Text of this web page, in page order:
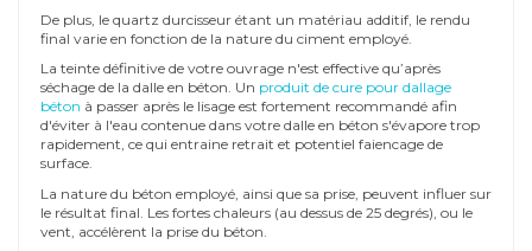
De plus, le quartz durcisseur étant un matériau additif, le rendu
final varie en fonction de la nature du ciment employé.
La teinte définitive de votre ouvrage n'est effective qu’après
séchage de la dalle en béton. Un produit de cure pour dallage
béton à passer après le lisage est fortement recommandé afin
d'éviter à l'eau contenue dans votre dalle en béton s'évapore trop
rapidement, ce qui entraine retrait et potentiel faiencage de
surface.
La nature du béton employé, ainsi que sa prise, peuvent influer sur
le résultat final. Les fortes chaleurs (au dessus de 25 degrés), ou le
vent, accélèrent la prise du béton.